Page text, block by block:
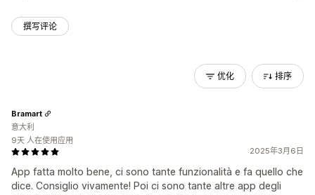
撰写评论
优化 排序
2025年3月6日
App fatta molto bene, ci sono tante funzionalità e fa quello che
dice. Consiglio vivamente! Poi ci sono tante altre app degli
Bramart
意大利
9天 人在使用应用